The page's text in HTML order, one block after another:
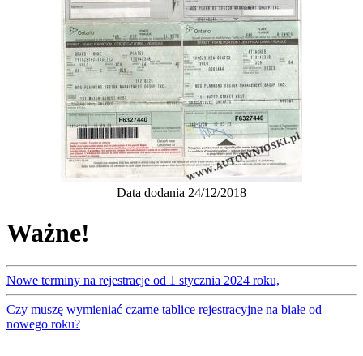
Data dodania 24/12/2018
Ważne!
Nowe terminy na rejestracje od 1 stycznia 2024 roku,
Czy muszę wymieniać czarne tablice rejestracyjne na białe od
nowego roku?